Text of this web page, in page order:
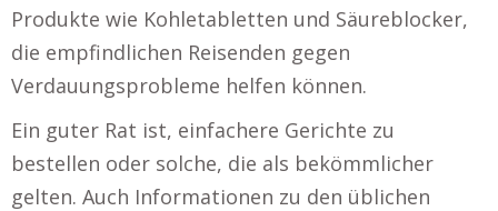
Produkte wie Kohletabletten und Säureblocker,
die empfindlichen Reisenden gegen
Verdauungsprobleme helfen können.
Ein guter Rat ist, einfachere Gerichte zu
bestellen oder solche, die als bekömmlicher
gelten. Auch Informationen zu den üblichen